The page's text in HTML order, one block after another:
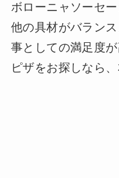
ボローニャソーセ
他の具材がバラン
事としての満足度
ピザをお探しなら